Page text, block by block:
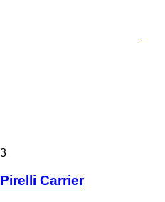
3
Pirelli Carrier